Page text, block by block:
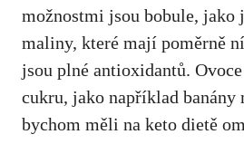
možnostmi jsou bobule, jako
maliny, které mají poměrně
jsou plné antioxidantů.
cukru,⁤ jako ​například banány‌
bychom měli ‌na keto dietě